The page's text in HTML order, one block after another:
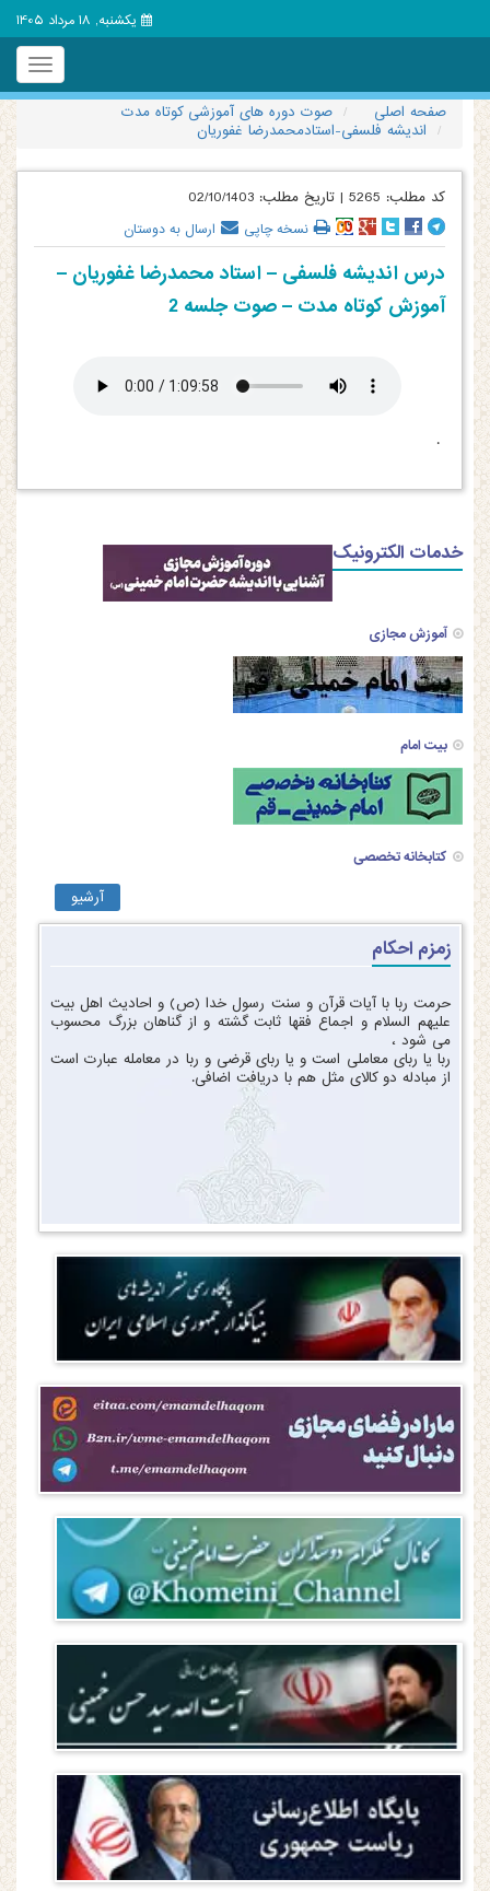
یکشنبه, 18 مرداد 1405
Toggle
صفحه اصلی
صوت دوره های آموزشی کوتاه مدت
اندیشه فلسفی-استادمحمدرضا غفوریان
کد مطلب: 5265
| تاریخ مطلب: 02/10/1403
نسخه چاپی ارسال به دوستان
درس اندیشه فلسفی – استاد محمدرضا غفوریان –
آموزش کوتاه مدت – صوت جلسه 2
.
خدمات الکترونیک
آرشیو
آموزش مجازی
بیت امام
کتابخانه تخصصی
زمزم احکام
حرمت ربا با آیات قرآن و سنت رسول خدا (ص) و احادیث اهل بیت
علیهم السلام و اجماع فقها ثابت گشته و از گناهان بزرگ محسوب
می شود ،
ربا یا ربای معاملی است و یا ربای قرضی و ربا در معامله عبارت است
از مبادله دو کالای مثل هم با دریافت اضافی.